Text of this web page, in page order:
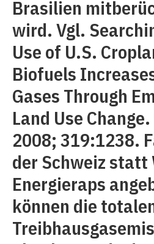
Brasilien
wird. Vgl.
Use of U.S.
Biofuels
Gases Through
Land Use
2008; 319:1238.
der Schweiz statt
Energieraps
können die